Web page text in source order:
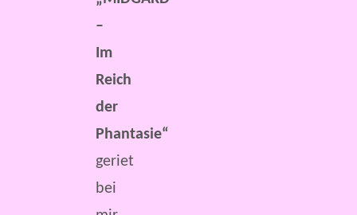
–
Im
Reich
der
Phantasie“
geriet
bei